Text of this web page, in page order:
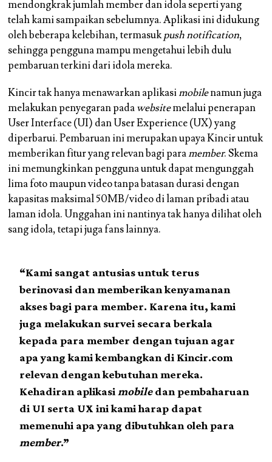
mendongkrak jumlah member dan idola seperti yang
telah kami sampaikan sebelumnya. Aplikasi ini didukung
oleh beberapa kelebihan, termasukpush notification,
sehingga pengguna mampu mengetahui lebih dulu
pembaruan terkini dari idola mereka.
Kincir tak hanya menawarkan aplikasimobilenamun juga
melakukan penyegaran padawebsitemelalui penerapan
User Interface (UI) dan User Experience (UX) yang
diperbarui. Pembaruan ini merupakan upaya Kincir untuk
memberikan fitur yang relevan bagi paramember. Skema
ini memungkinkan pengguna untuk dapat mengunggah
lima foto maupun video tanpa batasan durasi dengan
kapasitas maksimal 50MB/video di laman pribadi atau
laman idola. Unggahan ini nantinya tak hanya dilihat oleh
sang idola, tetapi juga fans lainnya.
“Kami sangat antusias untuk terus
berinovasi dan memberikan kenyamanan
akses bagi para member. Karena itu, kami
juga melakukan survei secara berkala
kepada para member dengan tujuan agar
apa yang kami kembangkan di Kincir.com
relevan dengan kebutuhan mereka.
Kehadiran aplikasi mobiledan pembaharuan
di UI serta UX ini kami harap dapat
memenuhi apa yang dibutuhkan oleh para
member.”